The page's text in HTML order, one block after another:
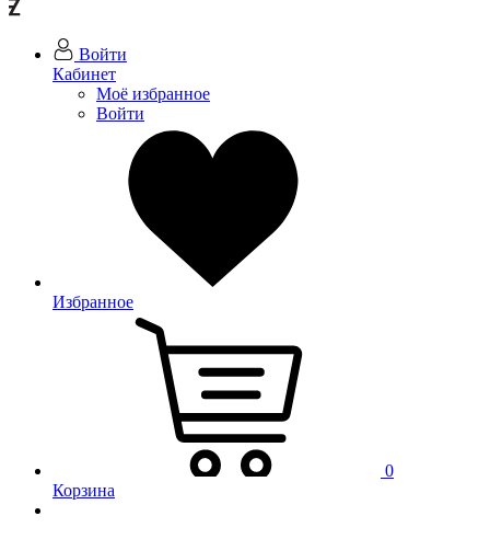
Войти
Кабинет
Моё избранное
Войти
Избранное
0
Корзина